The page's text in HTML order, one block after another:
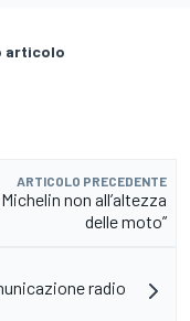
articolo
ARTICOLO PRECEDENTE
non all’altezza
delle moto”
radio